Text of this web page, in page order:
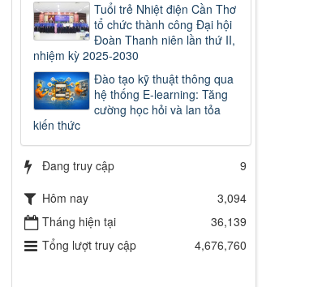
Tuổi trẻ Nhiệt điện Cần Thơ
tổ chức thành công Đại hội
Đoàn Thanh niên lần thứ II,
nhiệm kỳ 2025-2030
Đào tạo kỹ thuật thông qua
hệ thống E-learning: Tăng
cường học hỏi và lan tỏa
kiến thức
Đang truy cập
9
Hôm nay
3,094
Tháng hiện tại
36,139
Tổng lượt truy cập
4,676,760